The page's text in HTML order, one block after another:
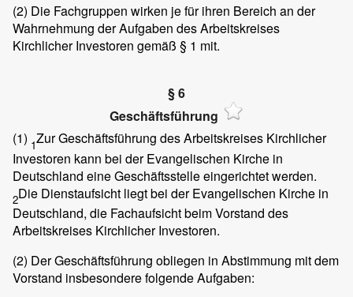
(2) Die Fachgruppen wirken je für ihren Bereich an der
Wahrnehmung der Aufgaben des Arbeitskreises
Kirchlicher Investoren gemäß § 1 mit.
§ 6
Geschäftsführung
(1) 1Zur Geschäftsführung des Arbeitskreises Kirchlicher
Investoren kann bei der Evangelischen Kirche in
Deutschland eine Geschäftsstelle eingerichtet werden.
2Die Dienstaufsicht liegt bei der Evangelischen Kirche in
Deutschland, die Fachaufsicht beim Vorstand des
Arbeitskreises Kirchlicher Investoren.
(2) Der Geschäftsführung obliegen in Abstimmung mit dem
Vorstand insbesondere folgende Aufgaben: